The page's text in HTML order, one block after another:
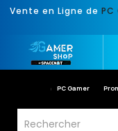
Vente en Ligne de PC
PC Gamer